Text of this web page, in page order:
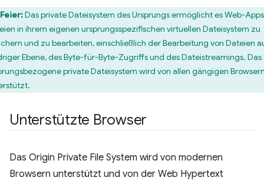
Feier:Das private Dateisystem des Ursprungs ermöglicht es Web-
in ihrem eigenen ursprungsspezifischen virtuellen Dateisystem zu
und zu bearbeiten, einschließlich der Bearbeitung von Dateien
Ebene, des Byte-für-Byte-Zugriffs und des Dateistreamings. Das
private Dateisystem wird von allen gängigen
Unterstützte Browser
Das Origin Private File System wird von modernen
Browsern unterstützt und von der Web Hypertext